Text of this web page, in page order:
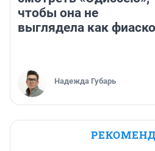
чтобы она не
выглядела как фиаско
Надежда Губарь